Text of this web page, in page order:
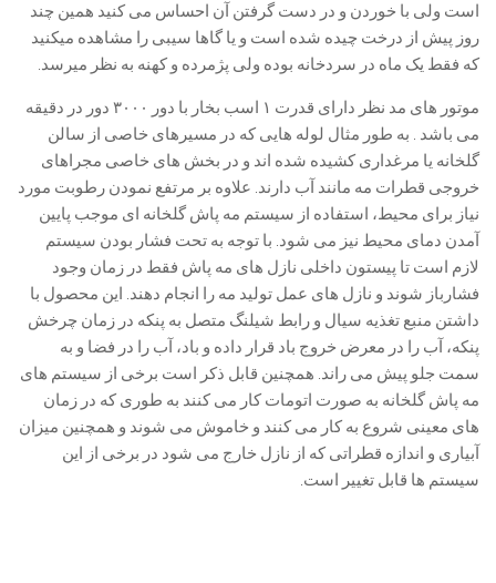
است ولی با خوردن و در دست گرفتن آن احساس می کنید همین چند
روز پیش از درخت چیده شده است و یا گاها سیبی را مشاهده میکنید
که فقط یک ماه در سردخانه بوده ولی پژمرده و کهنه به نظر میرسد.
موتور های مد نظر دارای قدرت ۱ اسب بخار با دور ۳۰۰۰ دور در دقیقه
می باشد . به طور مثال لوله هایی که در مسیرهای خاصی از سالن
گلخانه یا مرغداری کشیده شده اند و در بخش های خاصی مجراهای
خروجی قطرات مه مانند آب دارند. علاوه بر مرتفع نمودن رطوبت مورد
نیاز برای محیط، استفاده از سیستم مه پاش گلخانه ای موجب پایین
آمدن دمای محیط نیز می شود. با توجه به تحت فشار بودن سیستم
لازم است تا پیستون داخلی نازل های مه پاش فقط در زمان وجود
فشارباز شوند و نازل های عمل تولید مه را انجام دهند. این محصول با
داشتن منبع تغذیه سیال و رابط شیلنگ متصل به پنکه در زمان چرخش
پنکه، آب را در معرض خروج باد قرار داده و باد، آب را در فضا و به
سمت جلو پیش می راند. همچنین قابل ذکر است برخی از سیستم های
مه پاش گلخانه به صورت اتومات کار می کنند به طوری که در زمان
های معینی شروع به کار می کنند و خاموش می شوند و همچنین میزان
آبیاری و اندازه قطراتی که از نازل خارج می شود در برخی از این
سیستم ها قابل تغییر است.